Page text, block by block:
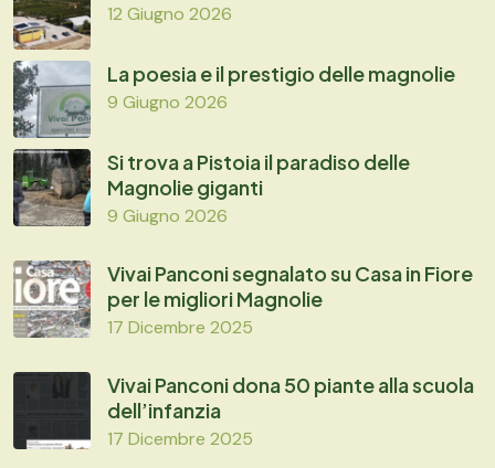
12 Giugno 2026
La poesia e il prestigio delle magnolie
9 Giugno 2026
Si trova a Pistoia il paradiso delle
Magnolie giganti
9 Giugno 2026
Vivai Panconi segnalato su Casa in Fiore
per le migliori Magnolie
17 Dicembre 2025
Vivai Panconi dona 50 piante alla scuola
dell’infanzia
17 Dicembre 2025